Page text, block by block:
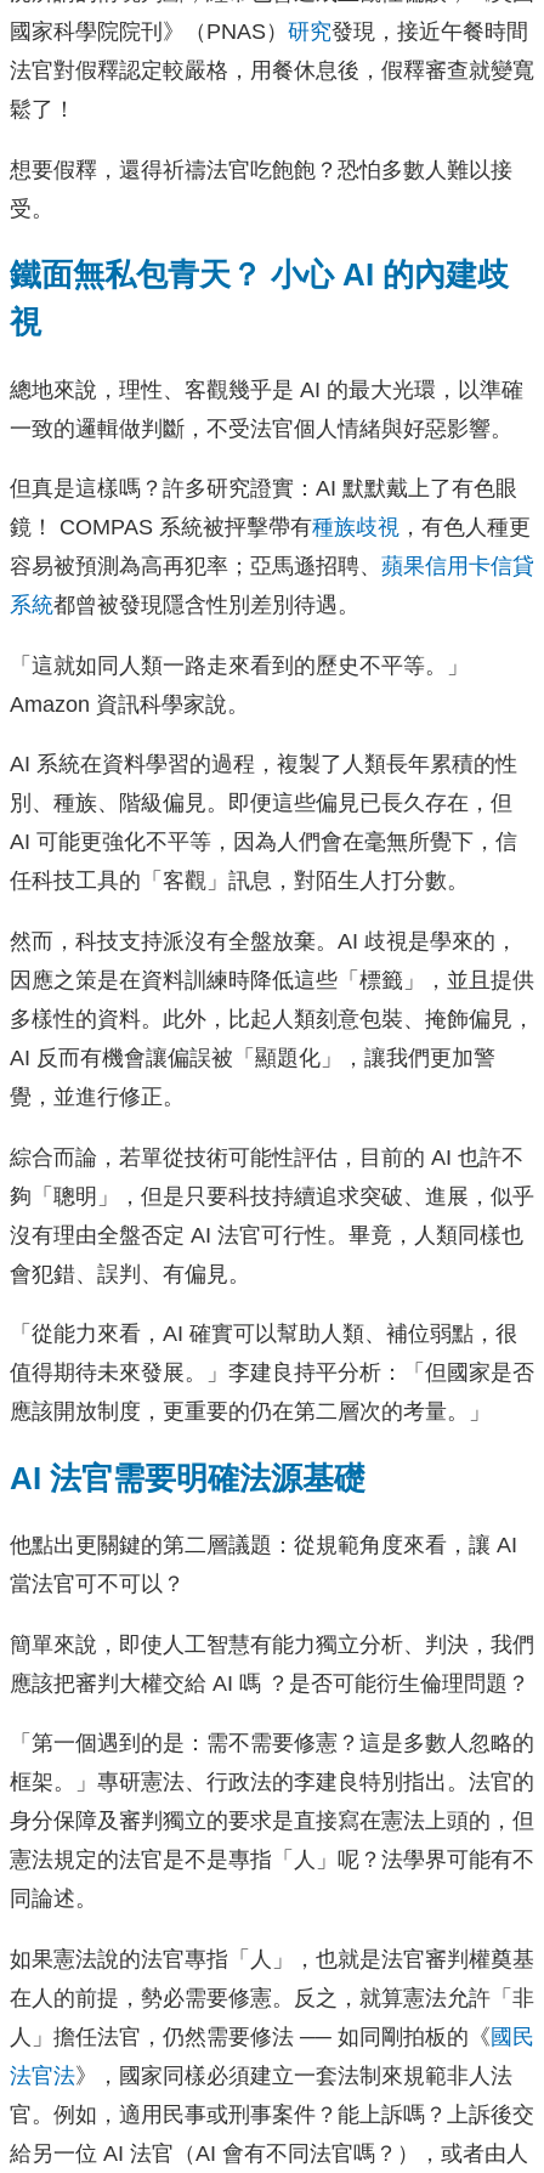
國家科學院院刊》（PNAS） 研究發現，接近午餐時間
法官對假釋認定較嚴格，用餐休息後，假釋審查就變寬
鬆了！
想要假釋，還得祈禱法官吃飽飽？恐怕多數人難以接
受。
鐵面無私包青天？ 小心 AI 的內建歧
視
總地來說，理性、客觀幾乎是 AI 的最大光環，以準確
一致的邏輯做判斷，不受法官個人情緒與好惡影響。
但真是這樣嗎？許多研究證實：AI 默默戴上了有色眼
鏡！ COMPAS 系統被抨擊帶有種族歧視 ，有色人種更
容易被預測為高再犯率；亞馬遜招聘、 蘋果信用卡信貸
系統都曾被發現隱含性別差別待遇。
「這就如同人類一路走來看到的歷史不平等。」
Amazon 資訊科學家說。
AI 系統在資料學習的過程，複製了人類長年累積的性
別、種族、階級偏見。即便這些偏見已長久存在，但
AI 可能更強化不平等，因為人們會在毫無所覺下，信
任科技工具的「客觀」訊息，對陌生人打分數。
然而，科技支持派沒有全盤放棄。AI 歧視是學來的，
因應之策是在資料訓練時降低這些「標籤」，並且提供
多樣性的資料。此外，比起人類刻意包裝、掩飾偏見，
AI 反而有機會讓偏誤被「顯題化」，讓我們更加警
覺，並進行修正。
綜合而論，若單從技術可能性評估，目前的 AI 也許不
夠「聰明」，但是只要科技持續追求突破、進展，似乎
沒有理由全盤否定 AI 法官可行性。畢竟，人類同樣也
會犯錯、誤判、有偏見。
「從能力來看，AI 確實可以幫助人類、補位弱點，很
值得期待未來發展。」李建良持平分析：「但國家是否
應該開放制度，更重要的仍在第二層次的考量。」
AI 法官需要明確法源基礎
他點出更關鍵的第二層議題：從規範角度來看，讓 AI
當法官可不可以？
簡單來說，即使人工智慧有能力獨立分析、判決，我們
應該把審判大權交給 AI 嗎 ？是否可能衍生倫理問題？
「第一個遇到的是：需不需要修憲？這是多數人忽略的
框架。」專研憲法、行政法的李建良特別指出。法官的
身分保障及審判獨立的要求是直接寫在憲法上頭的，但
憲法規定的法官是不是專指「人」呢？法學界可能有不
同論述。
如果憲法說的法官專指「人」，也就是法官審判權奠基
在人的前提，勢必需要修憲。反之，就算憲法允許「非
人」擔任法官，仍然需要修法 ── 如同剛拍板的《國民
法官法》，國家同樣必須建立一套法制來規範非人法
官。例如，適用民事或刑事案件？能上訴嗎？上訴後交
給另一位 AI 法官（AI 會有不同法官嗎？），或者由人